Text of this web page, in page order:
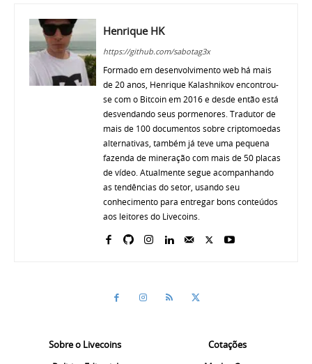
Henrique HK
https://github.com/sabotag3x
Formado em desenvolvimento web há mais
de 20 anos, Henrique Kalashnikov encontrou-
se com o Bitcoin em 2016 e desde então está
desvendando seus pormenores. Tradutor de
mais de 100 documentos sobre criptomoedas
alternativas, também já teve uma pequena
fazenda de mineração com mais de 50 placas
de vídeo. Atualmente segue acompanhando
as tendências do setor, usando seu
conhecimento para entregar bons conteúdos
aos leitores do Livecoins.
Sobre o Livecoins
Cotações